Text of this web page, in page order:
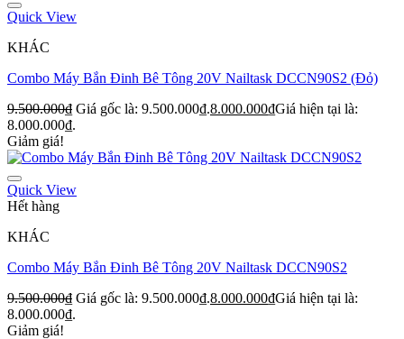
Quick View
KHÁC
Combo Máy Bắn Đinh Bê Tông 20V Nailtask DCCN90S2 (Đỏ)
9.500.000₫ Giá gốc là: 9.500.000₫.8.000.000₫Giá hiện tại là:
8.000.000₫.
Giảm giá!
Quick View
Hết hàng
KHÁC
Combo Máy Bắn Đinh Bê Tông 20V Nailtask DCCN90S2
9.500.000₫ Giá gốc là: 9.500.000₫.8.000.000₫Giá hiện tại là:
8.000.000₫.
Giảm giá!